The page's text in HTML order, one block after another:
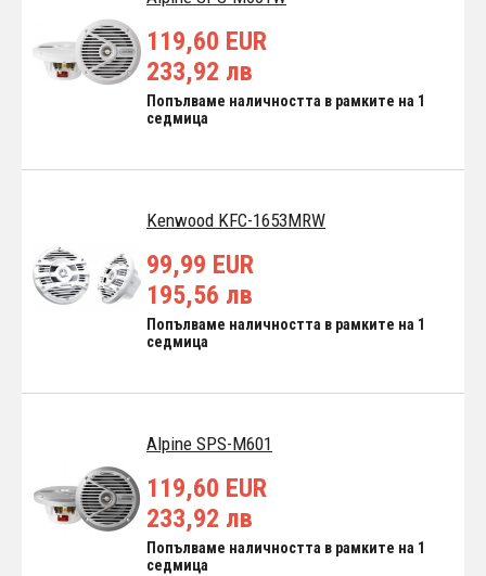
119,60 EUR
233,92 лв
Попълваме наличността в рамките на 1
седмица
Kenwood KFC-1653MRW
99,99 EUR
195,56 лв
Попълваме наличността в рамките на 1
седмица
Alpine SPS-M601
119,60 EUR
233,92 лв
Попълваме наличността в рамките на 1
седмица